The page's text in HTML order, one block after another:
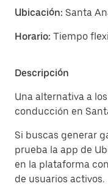
Ubicación: Santa
Horario: Tiempo
Descripción
Una alternativa a
conducción en
Si buscas generar
prueba la app de
en la plataforma
de usuarios activos.